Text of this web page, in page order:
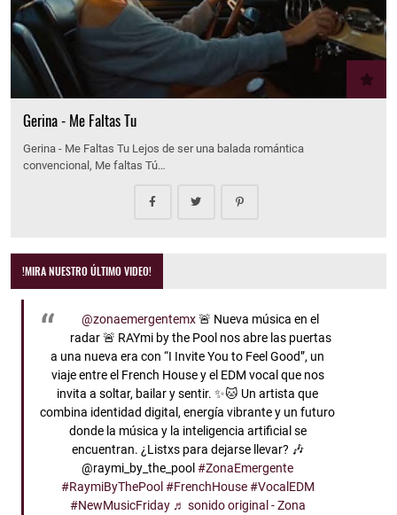
Gerina - Me Faltas Tu
Gerina - Me Faltas Tu Lejos de ser una balada romántica
convencional, Me faltas Tú…
!MIRA NUESTRO ÚLTIMO VIDEO!
@zonaemergentemx🚨 Nueva música en el
radar 🚨 RAYmi by the Pool nos abre las puertas
a una nueva era con “I Invite You to Feel Good”, un
viaje entre el French House y el EDM vocal que nos
invita a soltar, bailar y sentir. ✨🐱 Un artista que
combina identidad digital, energía vibrante y un futuro
donde la música y la inteligencia artificial se
encuentran. ¿Listxs para dejarse llevar? 🎶
@raymi_by_the_pool#ZonaEmergente
#RaymiByThePool #FrenchHouse #VocalEDM
#NewMusicFriday ♬ sonido original - Zona